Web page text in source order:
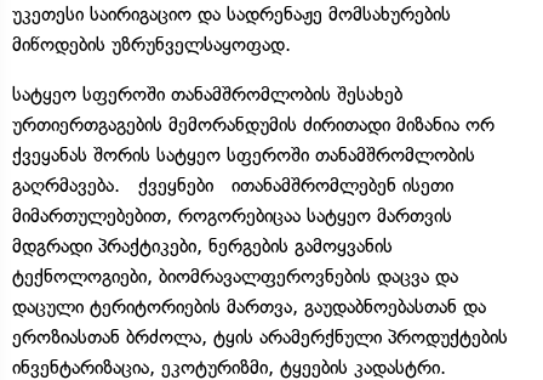
უკეთესი საირიგაციო და სადრენაჟე მომსახურების
მიწოდების უზრუნველსაყოფად.
სატყეო სფეროში თანამშრომლობის შესახებ
ურთიერთგაგების მემორანდუმის ძირითადი მიზანია ორ
ქვეყანას შორის სატყეო სფეროში თანამშრომლობის
გაღრმავება. ქვეყნები ითანამშრომლებენ ისეთი
მიმართულებებით, როგორებიცაა სატყეო მართვის
მდგრადი პრაქტიკები, ნერგების გამოყვანის
ტექნოლოგიები, ბიომრავალფეროვნების დაცვა და
დაცული ტერიტორიების მართვა, გაუდაბნოებასთან და
ეროზიასთან ბრძოლა, ტყის არამერქნული პროდუქტების
ინვენტარიზაცია, ეკოტურიზმი, ტყეების კადასტრი.